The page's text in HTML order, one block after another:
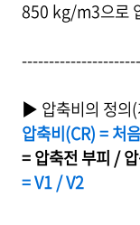
850 kg/m3으로
▶ 압축비의 정의
압축비(CR) = 처
= 압축전 부피 /
= V1 / V2